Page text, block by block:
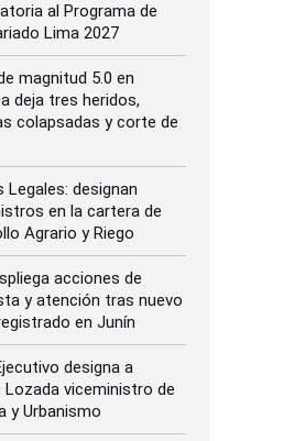
al Programa de
Lima 2027
magnitud 5.0 en
deja tres heridos,
colapsadas y corte de
Legales: designan
en la cartera de
Agrario y Riego
acciones de
y atención tras nuevo
en Junín
designa a
viceministro de
y Urbanismo